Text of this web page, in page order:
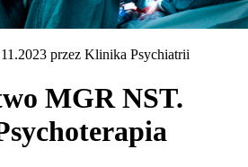
przez Klinika Psychiatrii
MGR NST.